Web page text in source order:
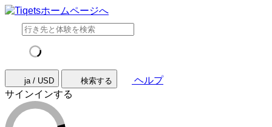
ja / USD 検索する
ヘルプ
サインインする